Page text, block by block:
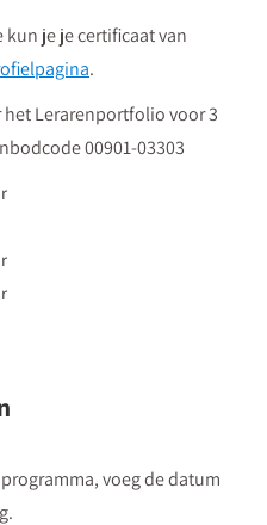
je je certificaat van
.
het Lerarenportfolio voor 3
00901-03303
voeg de datum